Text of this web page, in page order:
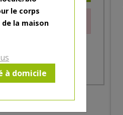
le corps
la maison
à domicile